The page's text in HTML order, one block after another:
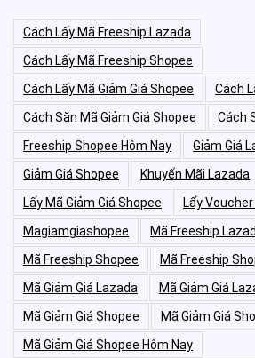
Cách Lấy Mã Freeship Lazada
Cách Lấy Mã Freeship Shopee
Cách Lấy Mã Giảm Giá Shopee
Cách
Cách Săn Mã Giảm Giá Shopee
Cách
Freeship Shopee Hôm Nay
Giảm Giá
Giảm Giá Shopee
Khuyến Mãi Lazada
Lấy Mã Giảm Giá Shopee
Lấy
Magiamgiashopee
Mã Freeship
Mã Freeship Shopee
Mã Freeship
Mã Giảm Giá Lazada
Mã Giảm Giá
Mã Giảm Giá Shopee
Mã Giảm Giá
Mã Giảm Giá Shopee Hôm Nay